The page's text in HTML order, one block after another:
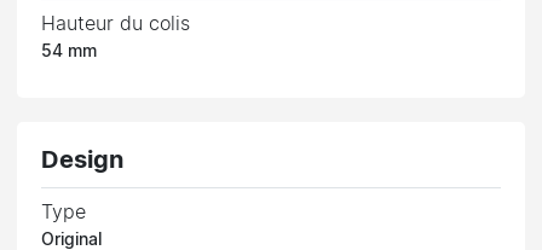
Hauteur du colis
54 mm
Design
Type
Original